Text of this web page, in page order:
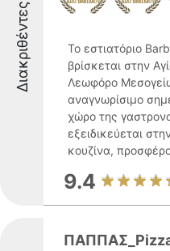
Διακριθέντες
Το εστιατόριο
βρίσκεται στην
Λεωφόρο
αναγνωρίσιμο
χώρο της
εξειδικεύεται
κουζίνα,
9.4